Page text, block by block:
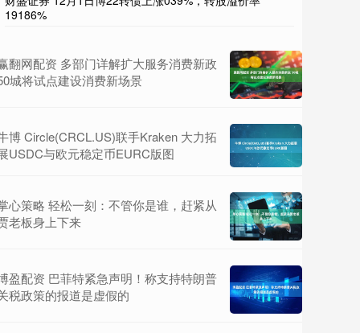
19186%
翻网配资 多部门详解扩大服务消费新政
城将试点建设消费新场景
博 Circle(CRCL.US)联手Kraken 大力拓
USDC与欧元稳定币EURC版图
心策略 轻松一刻：不管你是谁，赶紧从
老板身上下来
盈配资 巴菲特紧急声明！称支持特朗普
税政策的报道是虚假的